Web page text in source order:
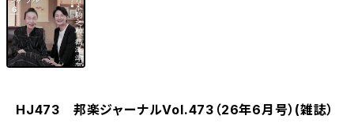
HJ473 邦楽ジャーナルVol.473（26年6月号）(雑誌）